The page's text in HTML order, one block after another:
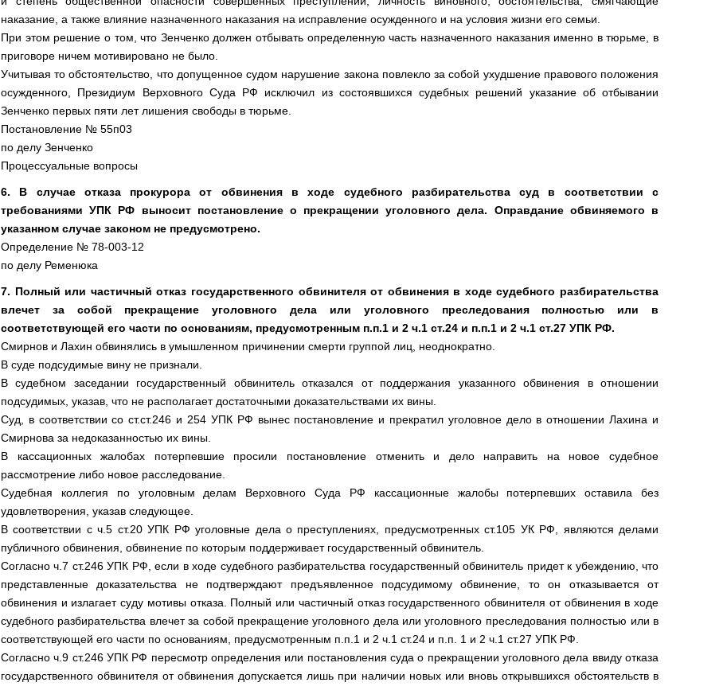
наказание, а также влияние назначенного наказания на исправление осужденного и на условия жизни его семьи.
При этом решение о том, что Зенченко должен отбывать определенную часть назначенного наказания именно в тюрьме, в
приговоре ничем мотивировано не было.
Учитывая то обстоятельство, что допущенное судом нарушение закона повлекло за собой ухудшение правового положения
осужденного, Президиум Верховного Суда РФ исключил из состоявшихся судебных решений указание об отбывании
Зенченко первых пяти лет лишения свободы в тюрьме.
Постановление № 55п03
по делу Зенченко
Процессуальные вопросы
6. В случае отказа прокурора от обвинения в ходе судебного разбирательства суд в соответствии с
требованиями УПК РФ выносит постановление о прекращении уголовного дела. Оправдание обвиняемого в
указанном случае законом не предусмотрено.
Определение № 78-003-12
по делу Ременюка
7. Полный или частичный отказ государственного обвинителя от обвинения в ходе судебного разбирательства
влечет за собой прекращение уголовного дела или уголовного преследования полностью или в
соответствующей его части по основаниям, предусмотренным п.п.1 и 2 ч.1 ст.24 и п.п.1 и 2 ч.1 ст.27 УПК РФ.
Смирнов и Лахин обвинялись в умышленном причинении смерти группой лиц, неоднократно.
В суде подсудимые вину не признали.
В судебном заседании государственный обвинитель отказался от поддержания указанного обвинения в отношении
подсудимых, указав, что не располагает достаточными доказательствами их вины.
Суд, в соответствии со ст.ст.246 и 254 УПК РФ вынес постановление и прекратил уголовное дело в отношении Лахина и
Смирнова за недоказанностью их вины.
В кассационных жалобах потерпевшие просили постановление отменить и дело направить на новое судебное
рассмотрение либо новое расследование.
Судебная коллегия по уголовным делам Верховного Суда РФ кассационные жалобы потерпевших оставила без
удовлетворения, указав следующее.
В соответствии с ч.5 ст.20 УПК РФ уголовные дела о преступлениях, предусмотренных ст.105 УК РФ, являются делами
публичного обвинения, обвинение по которым поддерживает государственный обвинитель.
Согласно ч.7 ст.246 УПК РФ, если в ходе судебного разбирательства государственный обвинитель придет к убеждению, что
представленные доказательства не подтверждают предъявленное подсудимому обвинение, то он отказывается от
обвинения и излагает суду мотивы отказа. Полный или частичный отказ государственного обвинителя от обвинения в ходе
судебного разбирательства влечет за собой прекращение уголовного дела или уголовного преследования полностью или в
соответствующей его части по основаниям, предусмотренным п.п.1 и 2 ч.1 ст.24 и п.п. 1 и 2 ч.1 ст.27 УПК РФ.
Согласно ч.9 ст.246 УПК РФ пересмотр определения или постановления суда о прекращении уголовного дела ввиду отказа
государственного обвинителя от обвинения допускается лишь при наличии новых или вновь открывшихся обстоятельств в